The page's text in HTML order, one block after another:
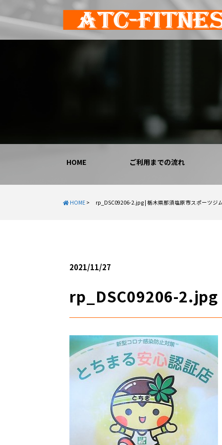
HOME ご利用までの流れ
HOME > rp_DSC09206-2.jpg | 栃木県那須塩原市スポーツジ
2021/11/27
rp_DSC09206-2.jpg